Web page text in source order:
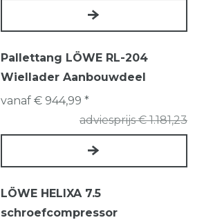
Pallettang LÖWE RL-204
Wiellader Aanbouwdeel
adviesprijs € 1.181,23
vanaf € 944,99 *
LÖWE HELIXA 7.5
schroefcompressor